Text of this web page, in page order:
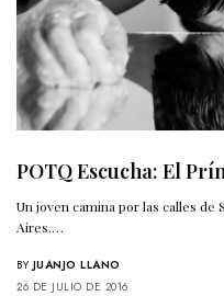
POTQ Escucha: El
Un joven camina por las calles
Aires.…
BY JUANJO LLANO
26 DE JULIO DE 2016